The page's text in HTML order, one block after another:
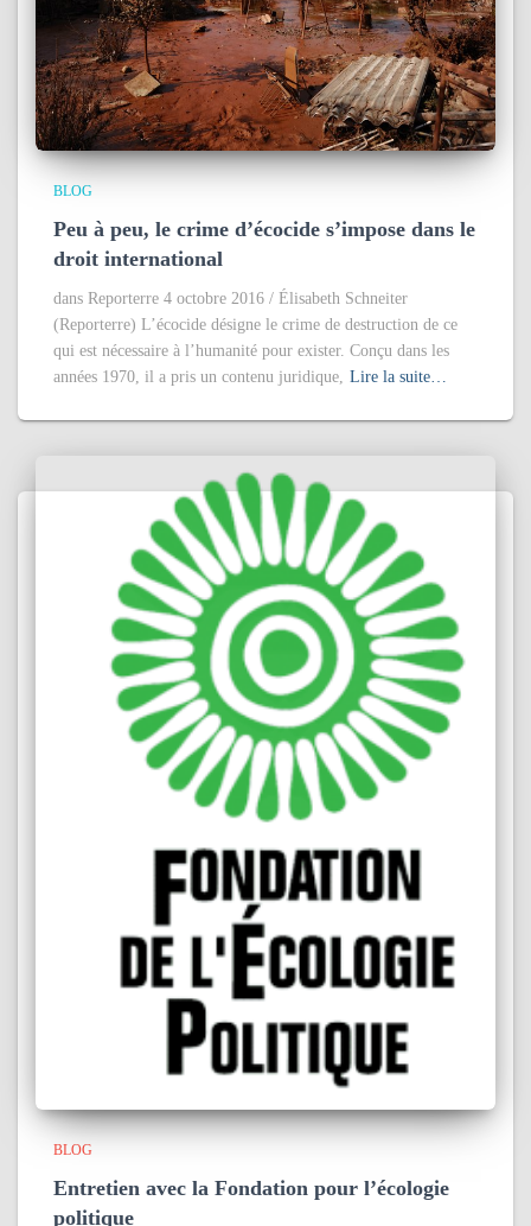
BLOG
Peu à peu, le crime d’écocide s’impose dans le
droit international
dans Reporterre 4 octobre 2016 / Élisabeth Schneiter
(Reporterre) L’écocide désigne le crime de destruction de ce
qui est nécessaire à l’humanité pour exister. Conçu dans les
années 1970, il a pris un contenu juridique, Lire la suite…
BLOG
Entretien avec la Fondation pour l’écologie
politique